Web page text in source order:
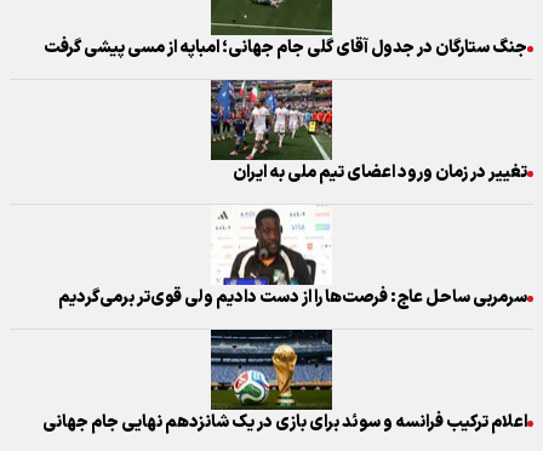
جنگ ستارگان در جدول آقای گلی جام جهانی؛ امباپه از مسی پیشی گرفت
تغییر در زمان ورود اعضای تیم ملی به ایران
سرمربی ساحل عاج: فرصت‌ها را از دست دادیم ولی قوی‌تر برمی‌گردیم
اعلام ترکیب فرانسه و سوئد برای بازی در یک‌ شانزدهم نهایی جام جهانی